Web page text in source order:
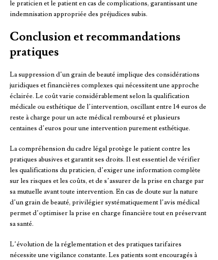
le praticien et le patient en cas de complications, garantissant une
indemnisation appropriée des préjudices subis.
Conclusion et recommandations
pratiques
La suppression d’un grain de beauté implique des considérations
juridiques et financières complexes qui nécessitent une approche
éclairée. Le coût varie considérablement selon la qualification
médicale ou esthétique de l’intervention, oscillant entre 14 euros de
reste à charge pour un acte médical remboursé et plusieurs
centaines d’euros pour une intervention purement esthétique.
La compréhension du cadre légal protège le patient contre les
pratiques abusives et garantit ses droits. Il est essentiel de vérifier
les qualifications du praticien, d’exiger une information complète
sur les risques et les coûts, et de s’assurer de la prise en charge par
sa mutuelle avant toute intervention. En cas de doute sur la nature
d’un grain de beauté, privilégier systématiquement l’avis médical
permet d’optimiser la prise en charge financière tout en préservant
sa santé.
L’évolution de la réglementation et des pratiques tarifaires
nécessite une vigilance constante. Les patients sont encouragés à